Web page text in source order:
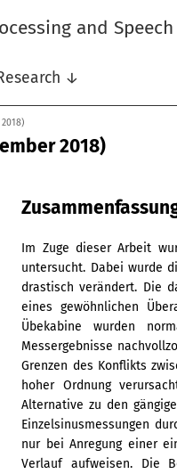
and
↓
2018)
Im Zuge dieser Arbeit
untersucht. Dabei wurde
drastisch verändert. Die
eines gewöhnlichen
Übekabine wurden
Messergebnisse
Grenzen des Konflikts
hoher Ordnung
Alternative zu den
Einzelsinusmessungen
nur bei Anregung einer
Verlauf aufweisen. Die